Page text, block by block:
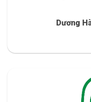
Dương